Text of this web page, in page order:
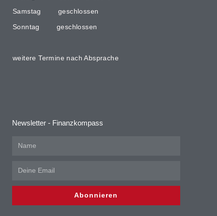
Samstag geschlossen
Sonntag geschlossen
weitere Termine nach Absprache
Newsletter - Finanzkompass
Abonnieren